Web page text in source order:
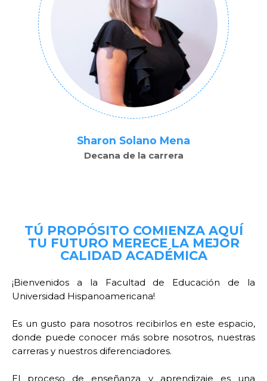
Sharon Solano Mena
Decana de la carrera
TÚ PROPÓSITO COMIENZA AQUÍ
TU FUTURO MERECE LA MEJOR
CALIDAD ACADÉMICA
¡Bienvenidos a la Facultad de Educación de la
Universidad Hispanoamericana!
Es un gusto para nosotros recibirlos en este espacio,
donde puede conocer más sobre nosotros, nuestras
carreras y nuestros diferenciadores.
El proceso de enseñanza y aprendizaje es una